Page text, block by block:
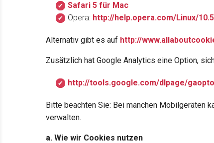
Safari 5 für Mac
Opera: http://help.opera.com/Linux/
Alternativ gibt es auf http://
Zusätzlich hat Google Analytics eine Option,
http://tools.google.com/dlpage/
Bitte beachten Sie: Bei manchen Mobilgeräten
verwalten.
a. Wie wir Cookies nutzen